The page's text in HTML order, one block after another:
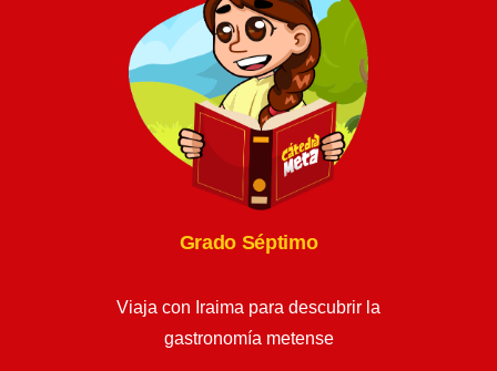
Grado Séptimo
Viaja con Iraima para descubrir la
gastronomía metense